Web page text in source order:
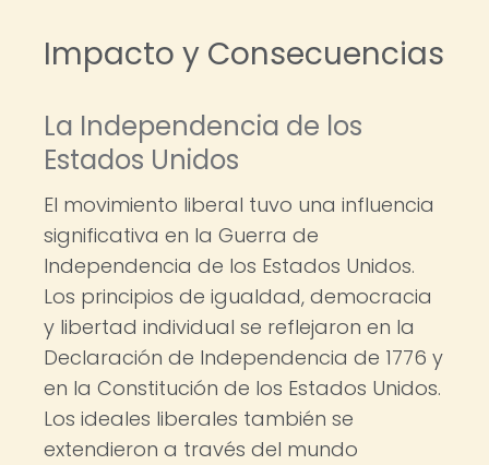
Impacto y Consecuencias
La Independencia de los
Estados Unidos
El movimiento liberal tuvo una influencia
significativa en la Guerra de
Independencia de los Estados Unidos.
Los principios de igualdad, democracia
y libertad individual se reflejaron en la
Declaración de Independencia de 1776 y
en la Constitución de los Estados Unidos.
Los ideales liberales también se
extendieron a través del mundo